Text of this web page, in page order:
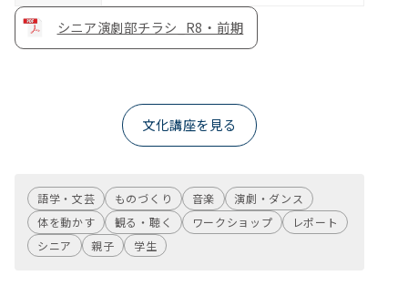
シニア演劇部チラシ_R8・前期
文化講座を見る
語学・文芸 ものづくり 音楽
演劇・ダンス
体を動かす
観る・聴く ワークショップ
レポート
シニア
親子 学生